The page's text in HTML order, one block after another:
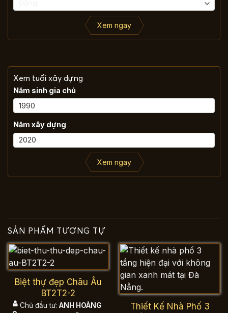
Xem ngay
Xem tuổi xây dựng
Năm sinh gia chủ
Năm xây dựng
Xem ngay
SẢN PHẨM TƯƠNG TỰ
Biệt thự đẹp Châu Âu
BT2T2-2
Chủ đầu tư: ANH HOÀNG
Thiết Kế Nhà Phố 3